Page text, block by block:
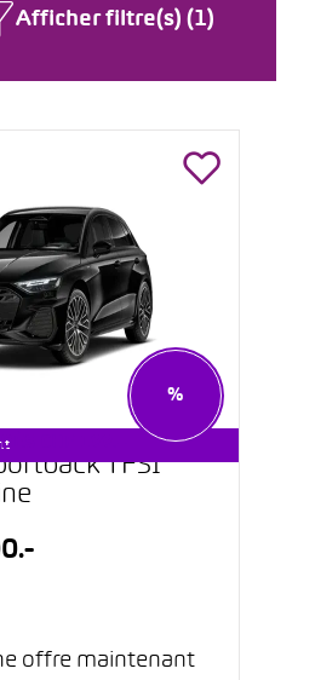
Afficher filtre(s) (1)
%
CHF 199.–
TFSI
offre maintenant